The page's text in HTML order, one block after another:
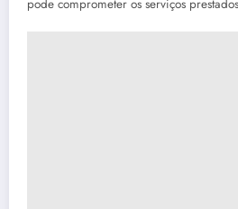
pode comprometer os serviços